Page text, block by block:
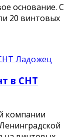
основание. С
20 винтовых
в СНТ
компании